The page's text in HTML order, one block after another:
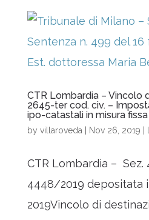
CTR Lombardia – Vincolo
2645-ter cod. civ. –
ipo-catastali in misura fissa
by villaroveda Nov 26, 2019
CTR Lombardia – Sez.
4448/2019 depositata
2019Vincolo di